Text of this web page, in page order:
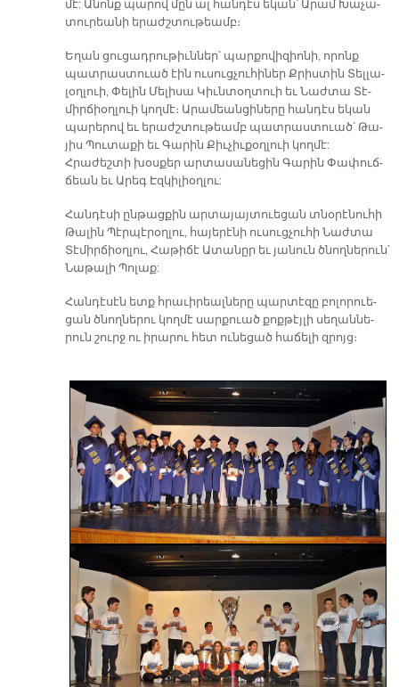
մէ: Անոնք պարով մըն ալ հանդէս եկան՝ Ա­րամ Խա­չա­
տու­րեա­նի ե­րաժշտութեամբ։
Եղան ցուցադրութիւններ՝ պար­քո­վի­զիո­նի, որոնք
պատրաստուած էին ուսուցչուհիներ Քրիս­տին Տել­լա­
լօղ­լուի, Փե­լին Մելի­սա Կիւն­տօղ­տուի եւ Նաժ­տա Տէ­
միր­ճիօղ­լուի կողմէ։ Արամեանցիները հանդէս եկան
պարերով եւ երաժշտութեամբ պատրաստուած՝ Թա­
յիս Պու­տա­քի եւ Գա­րին Քիւ­չիւ­քօղ­լուի կող­մէ:
Հրաժեշտի խօսքեր արտասանեցին Գա­րին Փա­փուճ­
ճեան եւ Ա­րեգ Էզ­կի­լիօղ­լու:
Հանդէսի ընթացքին արտայայտուեցան տնօրէնուհի
Թա­լին Պէր­պէ­րօղ­լու, հայերէնի ուսուցչուհի Նաժ­տա
Տէ­միր­ճիօղ­լու, Հա­թի­ճէ Ա­տա­նըր եւ յանուն ծնողներուն՝
Նա­թա­լի Պո­լաք:
Հան­դէ­սէն ետք հրա­ւի­րեալ­նե­րը պար­տէ­զը բո­լո­րուե­
ցան ծնող­նե­րու կող­մէ սար­քուած քոք­թէյ­լի սե­ղան­նե­
րուն շուրջ ու իրարու հետ ունեցած հաճելի զրոյց։